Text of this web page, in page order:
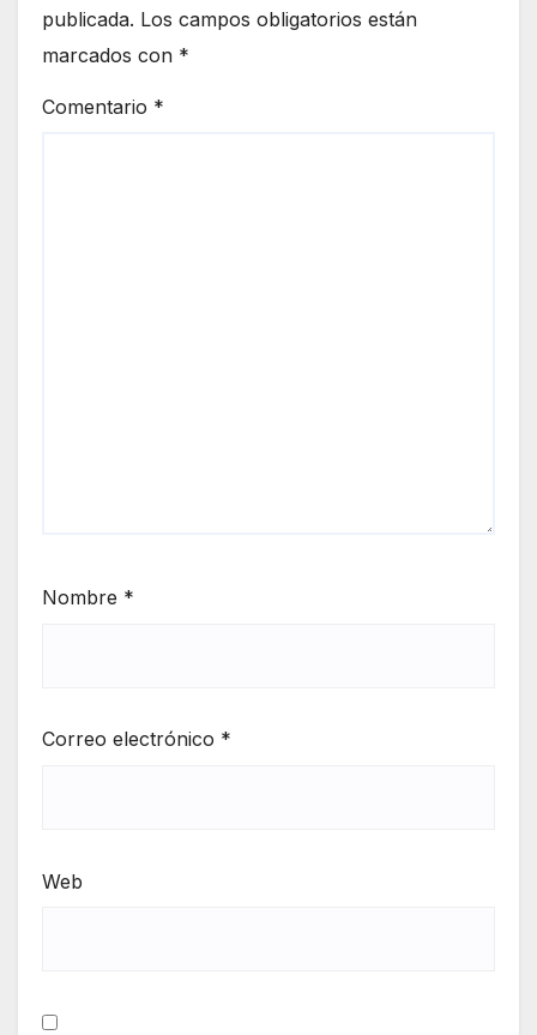
publicada. Los campos obligatorios están
marcados con *
Comentario *
Nombre *
Correo electrónico *
Web